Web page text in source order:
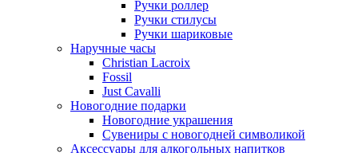
Ручки роллер
Ручки стилусы
Ручки шариковые
Наручные часы
Christian Lacroix
Fossil
Just Cavalli
Новогодние подарки
Новогодние украшения
Сувениры с новогодней символикой
Аксессуары для алкогольных напитков